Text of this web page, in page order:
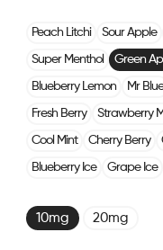
Peach Litchi Sour Apple
Super Menthol Green
Blueberry Lemon Mr Blue
Fresh Berry Strawberry
Cool Mint Cherry Berry
Blueberry Ice Grape Ice
10mg 20mg